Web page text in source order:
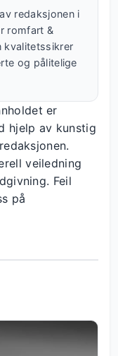
redaksjonen i
romfart &
kvalitetssikrer
og pålitelige
er
hjelp av kunstig
veiledning
Feil
på